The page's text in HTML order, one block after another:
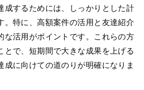
成するためには、しっかりとした計
。特に、高額案件の活用と友達紹介
な活用がポイントです。これらの方
とで、短期間で大きな成果を上げる
成に向けての道のりが明確になりま